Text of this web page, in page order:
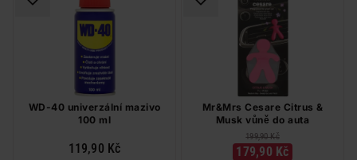
WD-40 univerzální mazivo
100 ml
119,90 Kč
Mr&Mrs Cesare Citrus &
Musk vůně do auta
199,90 Kč
179,90 Kč